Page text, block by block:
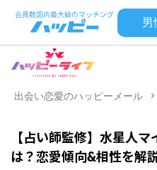
男
出会い恋愛のハッピーメール
【占い師監修】水星人
は？恋愛傾向&相性を解